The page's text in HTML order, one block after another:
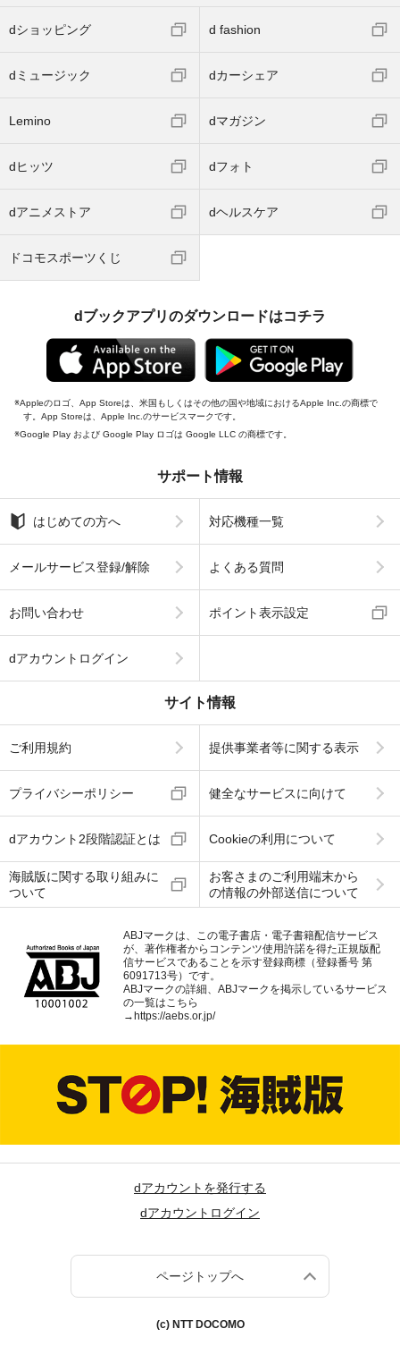
dショッピング d fashion
dミュージック dカーシェア
Lemino dマガジン
dヒッツ dフォト
dアニメストア dヘルスケア
ドコモスポーツくじ
dブックアプリのダウンロードはコチラ
Appleのロゴ、App Storeは、米国もしくはその他の国や地域におけるApple Inc.の商標で
す。App Storeは、Apple Inc.のサービスマークです。
Google Play および Google Play ロゴは Google LLC の商標です。
サポート情報
はじめての方へ 対応機種一覧
メールサービス登録/解除 よくある質問
お問い合わせ ポイント表示設定
dアカウントログイン
サイト情報
ご利用規約 提供事業者等に関する表示
プライバシーポリシー 健全なサービスに向けて
dアカウント2段階認証とは Cookieの利用について
海賊版に関する取り組みに
ついて
お客さまのご利用端末から
の情報の外部送信について
ABJマークは、この電子書店・電子書籍配信サービス
が、著作権者からコンテンツ使用許諾を得た正規版配
信サービスであることを示す登録商標（登録番号 第
6091713号）です。
ABJマークの詳細、ABJマークを掲示しているサービス
の一覧はこちら
→ https://aebs.or.jp/
dアカウントを発行する
dアカウントログイン
ページトップへ
(c) NTT DOCOMO